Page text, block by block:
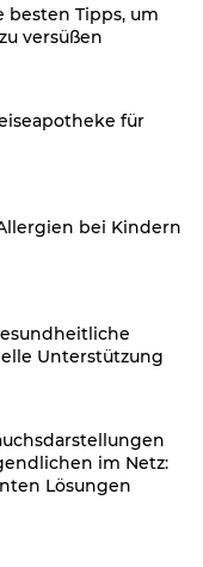
besten Tipps, um
versüßen
für
bei Kindern
Unterstützung
im Netz:
Lösungen